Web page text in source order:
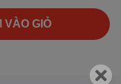
VÀO GIỎ